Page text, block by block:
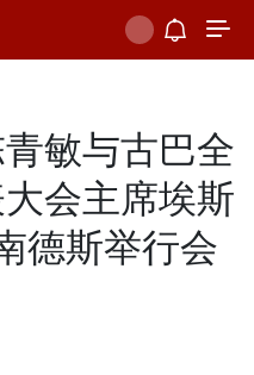
敏与古巴全
会主席埃斯
德斯举行会